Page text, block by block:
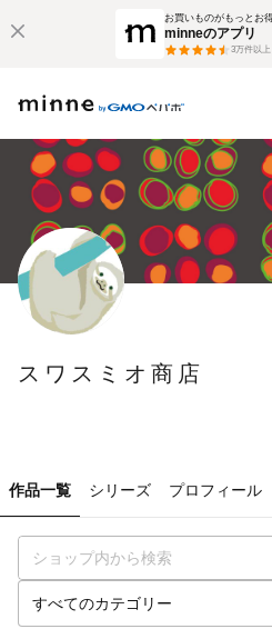
お買いものがもっとお
minneのアプリ
3万件以上
スワスミオ商店
作品一覧 シリーズ プロフィール